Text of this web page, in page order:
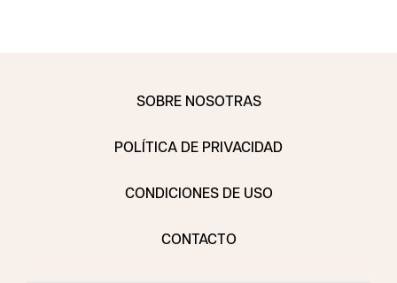
SOBRE NOSOTRAS
POLÍTICA DE PRIVACIDAD
CONDICIONES DE USO
CONTACTO